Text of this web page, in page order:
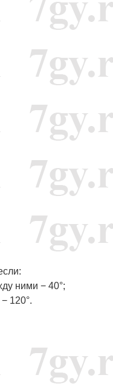
ними − 40°;
120°.